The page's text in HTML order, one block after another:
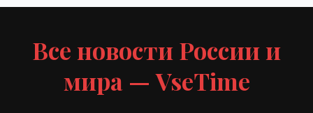
Все новости России и
мира — VseTime